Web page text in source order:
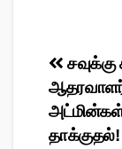
Post
அட்மின்கள்
தாக்குதல்!